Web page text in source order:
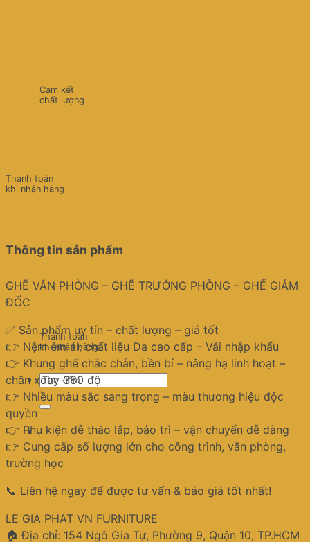
Cam kết
chất lượng
Thanh toán
khi nhận hàng
Tìm
kiếm:
Thanh toán
khi nhận hàng
Thông tin sản phẩm
GHẾ VĂN PHÒNG – GHẾ TRƯỞNG PHÒNG – GHẾ GIÁM
ĐỐC
✅ Sản phẩm uy tín – chất lượng – giá tốt
👉 Nệm êm ái, chất liệu Da cao cấp – Vải nhập khẩu
👉 Khung ghế chắc chắn, bền bỉ – nâng hạ linh hoạt –
chân xoay 360 độ
👉 Nhiều màu sắc sang trọng – màu thương hiệu độc
quyền
👉 Phụ kiện dễ tháo lắp, bảo trì – vận chuyển dễ dàng
👉 Cung cấp số lượng lớn cho công trình, văn phòng,
trường học
📞 Liên hệ ngay để được tư vấn & báo giá tốt nhất!
LE GIA PHAT VN FURNITURE
🏠 Địa chỉ: 154 Ngô Gia Tự, Phường 9, Quận 10, TP.HCM